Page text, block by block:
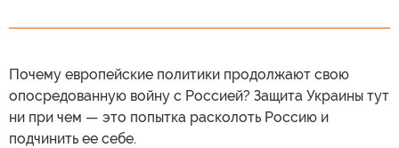
Почему европейские политики продолжают свою
опосредованную войну с Россией? Защита Украины тут
ни при чем — это попытка расколоть Россию и
подчинить ее себе.